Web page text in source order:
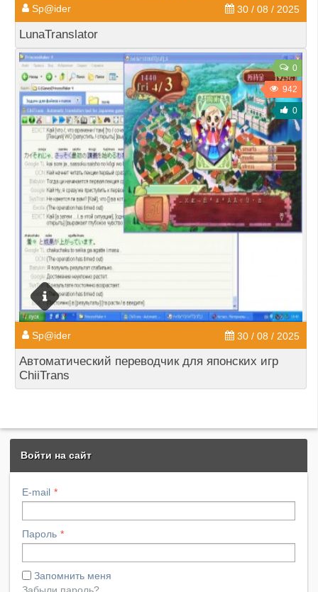
Sp@ider 30 / 08 / 2025
LunaTranslator
0
942
0
Sp@ider 30 / 08 / 2025
Автоматический переводчик для японских игр
ChiiTrans
Войти на сайт
E-mail
Пароль
Запомнить меня